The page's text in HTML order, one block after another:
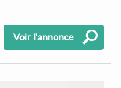
Voir l'annonce